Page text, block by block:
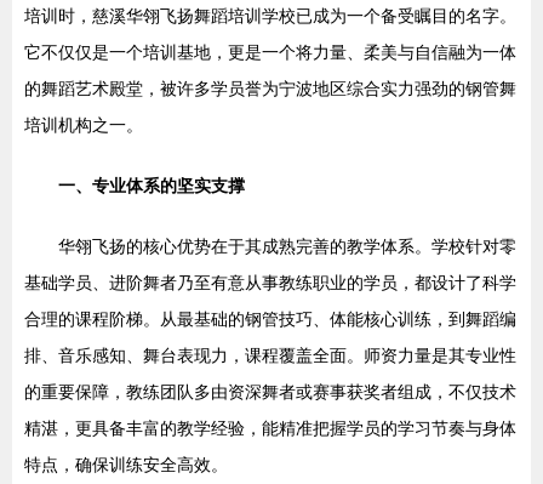
培训时，慈溪华翎飞扬舞蹈培训学校已成为一个备受瞩目的名字。
它不仅仅是一个培训基地，更是一个将力量、柔美与自信融为一体
的舞蹈艺术殿堂，被许多学员誉为宁波地区综合实力强劲的钢管舞
培训机构之一。
一、专业体系的坚实支撑
华翎飞扬的核心优势在于其成熟完善的教学体系。学校针对零
基础学员、进阶舞者乃至有意从事教练职业的学员，都设计了科学
合理的课程阶梯。从最基础的钢管技巧、体能核心训练，到舞蹈编
排、音乐感知、舞台表现力，课程覆盖全面。师资力量是其专业性
的重要保障，教练团队多由资深舞者或赛事获奖者组成，不仅技术
精湛，更具备丰富的教学经验，能精准把握学员的学习节奏与身体
特点，确保训练安全高效。